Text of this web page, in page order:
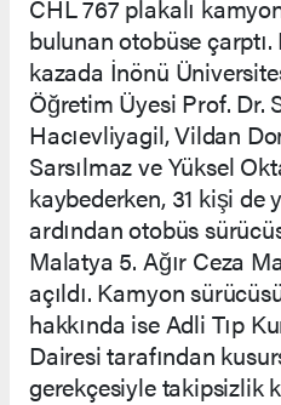
CHL 767 plakalı
bulunan otobüse
kazada İnönü
Öğretim Üyesi Prof. Dr.
Hacıevliyagil, Vildan
Sarsılmaz ve Yüksel
kaybederken, 31 kişi de
ardından otobüs
Malatya 5. Ağır Ceza
açıldı. Kamyon
hakkında ise Adli Tıp
Dairesi tarafından
gerekçesiyle takipsizlik